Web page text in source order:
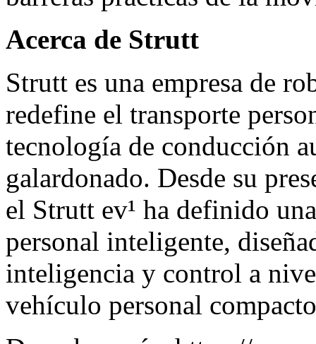
Acerca de Strutt
Strutt es una empresa de
redefine el transporte
tecnología de conducción
galardonado. Desde su
el Strutt ev¹ ha definido
personal inteligente,
inteligencia y control a
vehículo personal